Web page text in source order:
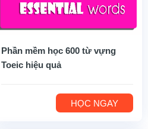
Phần mềm học 600 từ vựng
Toeic hiệu quả
HỌC NGAY